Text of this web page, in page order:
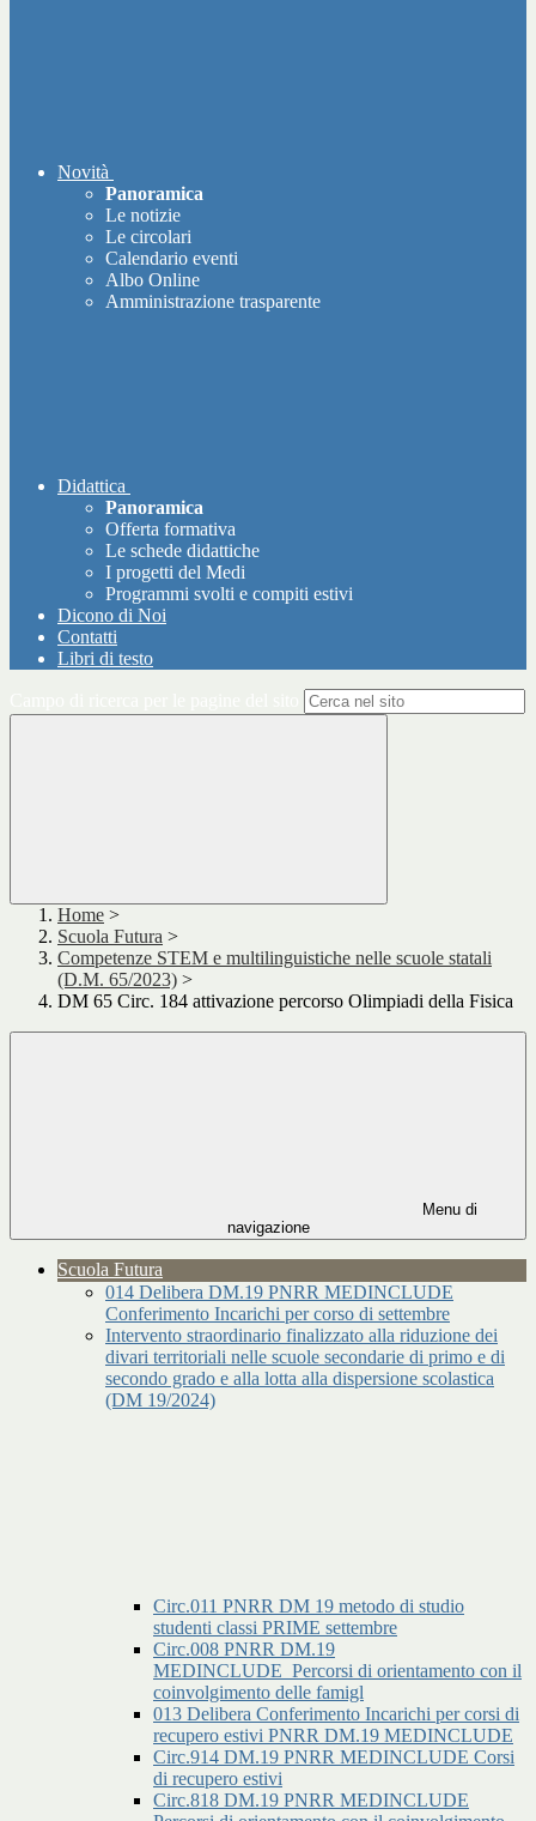
Novità
Panoramica
Le notizie
Le circolari
Calendario eventi
Albo Online
Amministrazione trasparente
Didattica
Panoramica
Offerta formativa
Le schede didattiche
I progetti del Medi
Programmi svolti e compiti estivi
Dicono di Noi
Contatti
Libri di testo
Home >
Scuola Futura >
Competenze STEM e multilinguistiche nelle scuole statali
(D.M. 65/2023) >
DM 65 Circ. 184 attivazione percorso Olimpiadi della Fisica
Menu di
navigazione
Scuola Futura
014 Delibera DM.19 PNRR MEDINCLUDE
Conferimento Incarichi per corso di settembre
Intervento straordinario finalizzato alla riduzione dei
divari territoriali nelle scuole secondarie di primo e di
secondo grado e alla lotta alla dispersione scolastica
(DM 19/2024)
Circ.011 PNRR DM 19 metodo di studio
studenti classi PRIME settembre
Circ.008 PNRR DM.19
MEDINCLUDE_Percorsi di orientamento con il
coinvolgimento delle famigl
013 Delibera Conferimento Incarichi per corsi di
recupero estivi PNRR DM.19 MEDINCLUDE
Circ.914 DM.19 PNRR MEDINCLUDE Corsi
di recupero estivi
Circ.818 DM.19 PNRR MEDINCLUDE